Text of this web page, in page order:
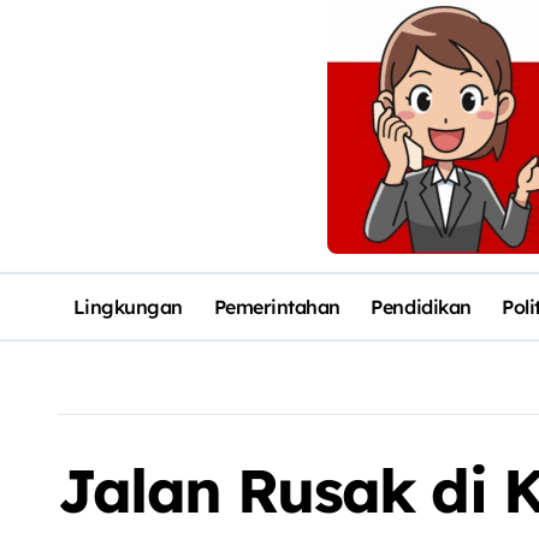
Lingkungan Pemerintahan Pendidikan
Jalan Rusak di